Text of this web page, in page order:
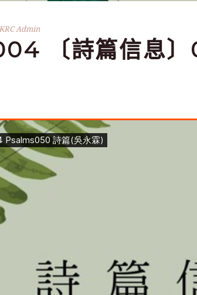
Admin
〔詩篇信息